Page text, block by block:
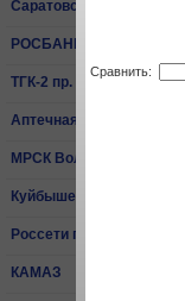
Саратовский НПЗ пр.
РОСБАНК
ТГК-2 пр.
Аптечная сеть 36,6
МРСК Волги
КуйбышевАзот
Россети пр.
КАМАЗ
Сравнить: